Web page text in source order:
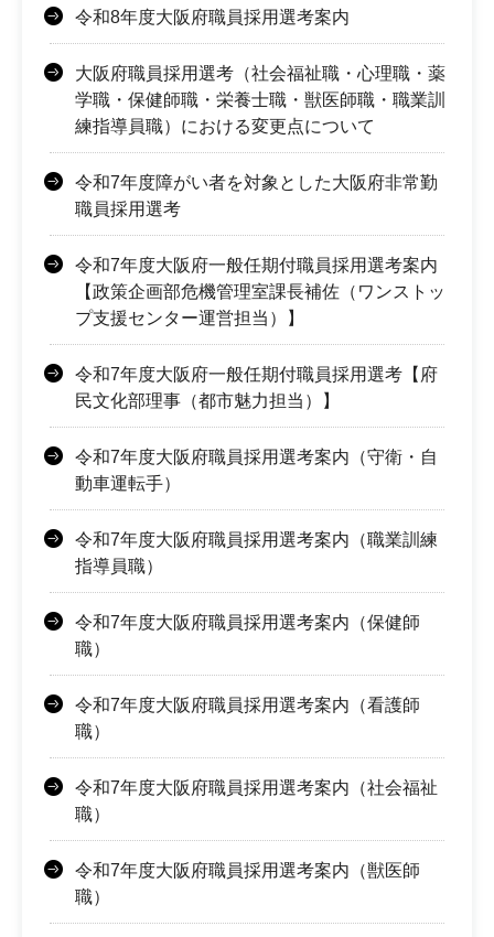
令和8年度大阪府職員採用選考案内
大阪府職員採用選考（社会福祉職・心理職・薬
学職・保健師職・栄養士職・獣医師職・職業訓
練指導員職）における変更点について
令和7年度障がい者を対象とした大阪府非常勤
職員採用選考
令和7年度大阪府一般任期付職員採用選考案内
【政策企画部危機管理室課長補佐（ワンストッ
プ支援センター運営担当）】
令和7年度大阪府一般任期付職員採用選考【府
民文化部理事（都市魅力担当）】
令和7年度大阪府職員採用選考案内（守衛・自
動車運転手）
令和7年度大阪府職員採用選考案内（職業訓練
指導員職）
令和7年度大阪府職員採用選考案内（保健師
職）
令和7年度大阪府職員採用選考案内（看護師
職）
令和7年度大阪府職員採用選考案内（社会福祉
職）
令和7年度大阪府職員採用選考案内（獣医師
職）